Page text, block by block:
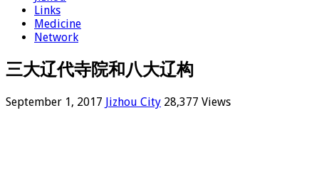
Links
Medicine
Network
三大辽代寺院和八大辽构
September 1, 2017 Jizhou City 28,377 Views